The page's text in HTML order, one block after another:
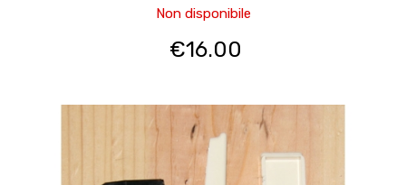
Non disponibile
€16.00